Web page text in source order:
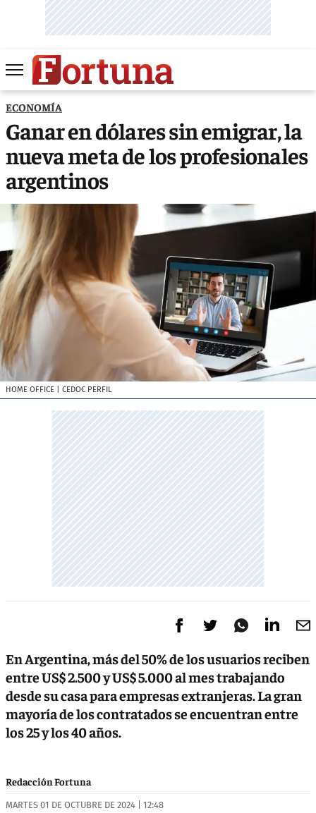
ECONOMÍA
Ganar en dólares sin emigrar, la
nueva meta de los profesionales
argentinos
HOME OFFICE | CEDOC PERFIL
En Argentina, más del 50% de los usuarios reciben
entre US$ 2.500 y US$ 5.000 al mes trabajando
desde su casa para empresas extranjeras. La gran
mayoría de los contratados se encuentran entre
los 25 y los 40 años.
Redacción Fortuna
MARTES 01 DE OCTUBRE DE 2024 | 12:48